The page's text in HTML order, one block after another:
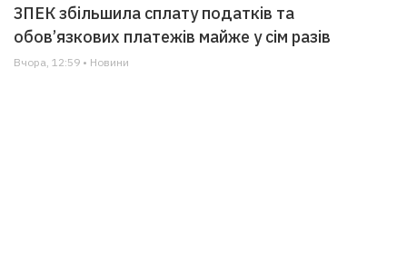
ЗПЕК збільшила сплату податків та
обов’язкових платежів майже у сім разів
Вчора, 12:59 • Новини